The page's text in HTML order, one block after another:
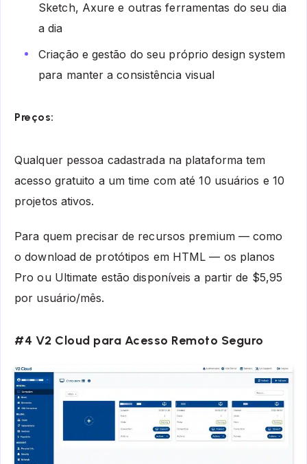
Sketch, Axure e outras ferramentas do seu dia
a dia
Criação e gestão do seu próprio design system
para manter a consistência visual
Preços:
Qualquer pessoa cadastrada na plataforma tem
acesso gratuito a um time com até 10 usuários e 10
projetos ativos.
Para quem precisar de recursos premium — como
o download de protótipos em HTML — os planos
Pro ou Ultimate estão disponíveis a partir de $5,95
por usuário/mês.
#4 V2 Cloud para Acesso Remoto Seguro